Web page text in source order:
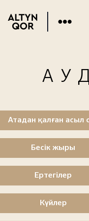
Атадан қалған асыл
Бесік жыры
Ертегілер
Күйлер